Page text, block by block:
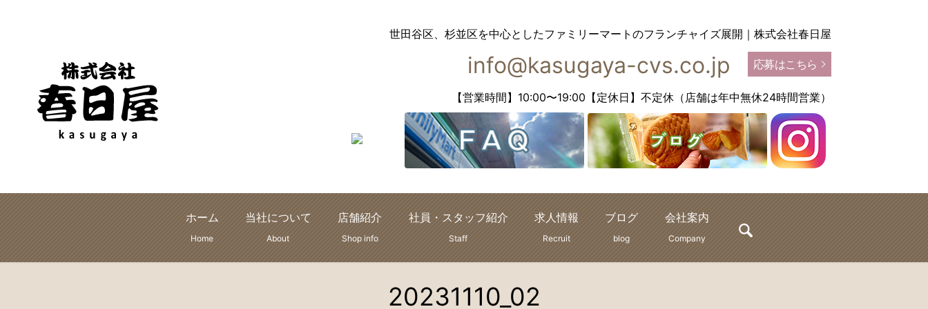
世田谷区、杉並区を中心としたファミリーマートのフランチャイズ展開｜株式会社春日屋
info@kasugaya-cvs.co.jp 応募はこちら
【営業時間】10:00〜19:00【定休日】不定休（店舗は年中無休24時間営業）
ホーム
Home
当社について
About
店舗紹介
Shop info
社員・スタッフ紹介
Staff
求人情報
Recruit
ブログ
blog
会社案内
Company search
20231110_02